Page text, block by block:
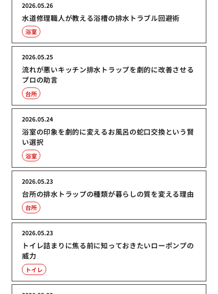
水道修理職人が教える浴槽の排水トラブル回避術
2026.05.26
浴室
流れが悪いキッチン排水トラップを劇的に改善させる
プロの助言
2026.05.25
台所
浴室の印象を劇的に変えるお風呂の蛇口交換という賢
い選択
2026.05.24
浴室
台所の排水トラップの種類が暮らしの質を変える理由
2026.05.23
台所
トイレ詰まりに焦る前に知っておきたいローポンプの
威力
2026.05.23
トイレ